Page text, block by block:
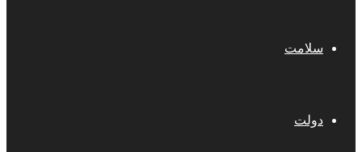
سلامت
دولت